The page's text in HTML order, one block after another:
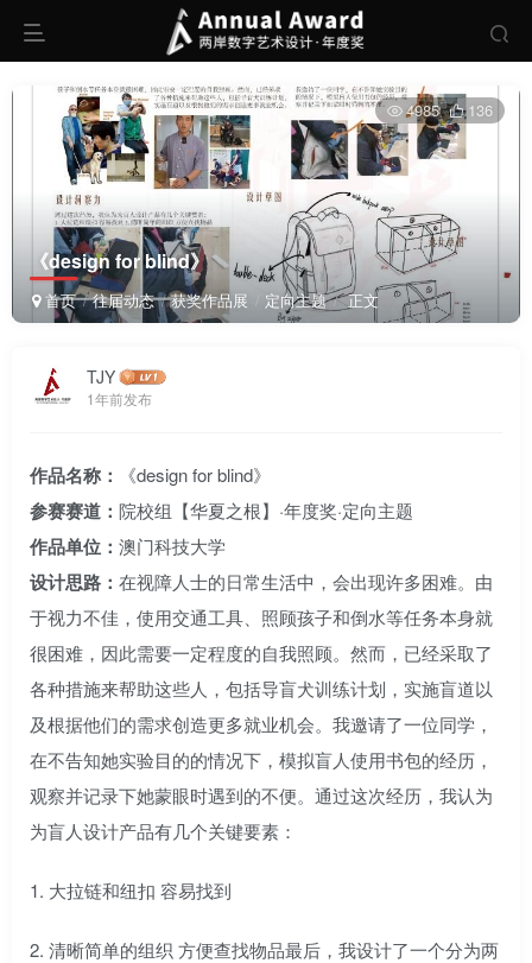
《design for blind》
首页 往届动态 获奖作品展 定向主题 正文
4985 136
TJY
1年前发布
作品名称： 《design for blind》
参赛赛道： 院校组【华夏之根】·年度奖·定向主题
作品单位： 澳门科技大学
设计思路： 在视障人士的日常生活中，会出现许多困难。由
于视力不佳，使用交通工具、照顾孩子和倒水等任务本身就
很困难，因此需要一定程度的自我照顾。然而，已经采取了
各种措施来帮助这些人，包括导盲犬训练计划，实施盲道以
及根据他们的需求创造更多就业机会。我邀请了一位同学，
在不告知她实验目的的情况下，模拟盲人使用书包的经历，
观察并记录下她蒙眼时遇到的不便。通过这次经历，我认为
为盲人设计产品有几个关键要素：
1. 大拉链和纽扣 容易找到
2. 清晰简单的组织 方便查找物品最后，我设计了一个分为两